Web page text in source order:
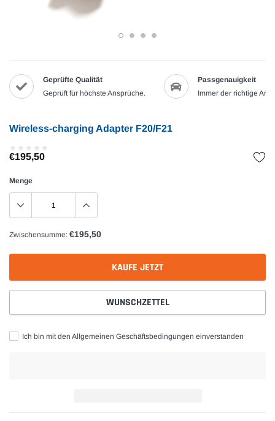
Geprüfte Qualität
Geprüft für höchste Ansprüche.
Passgenauigkeit
Immer der richtige
Wireless-charging Adapter F20/F21
★
★ ★
★ ★
★ ★
★ ★
★
€195,50
Menge
Zwischensumme: €195,50
KAUFE JETZT
WUNSCHZETTEL
Ich bin mit den Allgemeinen Geschäftsbedingungen einverstanden